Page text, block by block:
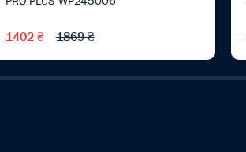
1402 ₴ 1869 ₴